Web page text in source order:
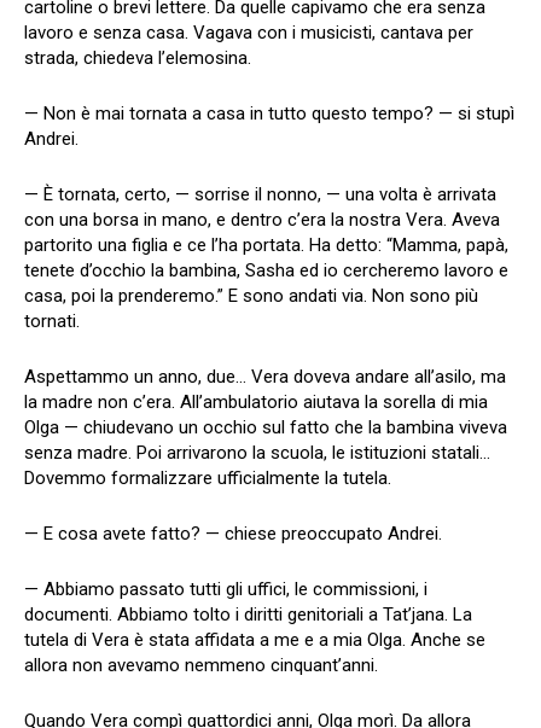
cartoline o brevi lettere. Da quelle capivamo che era senza
lavoro e senza casa. Vagava con i musicisti, cantava per
strada, chiedeva l’elemosina.
— Non è mai tornata a casa in tutto questo tempo? — si stupì
Andrei.
— È tornata, certo, — sorrise il nonno, — una volta è arrivata
con una borsa in mano, e dentro c’era la nostra Vera. Aveva
partorito una figlia e ce l’ha portata. Ha detto: “Mamma, papà,
tenete d’occhio la bambina, Sasha ed io cercheremo lavoro e
casa, poi la prenderemo.” E sono andati via. Non sono più
tornati.
Aspettammo un anno, due… Vera doveva andare all’asilo, ma
la madre non c’era. All’ambulatorio aiutava la sorella di mia
Olga — chiudevano un occhio sul fatto che la bambina viveva
senza madre. Poi arrivarono la scuola, le istituzioni statali…
Dovemmo formalizzare ufficialmente la tutela.
— E cosa avete fatto? — chiese preoccupato Andrei.
— Abbiamo passato tutti gli uffici, le commissioni, i
documenti. Abbiamo tolto i diritti genitoriali a Tat’jana. La
tutela di Vera è stata affidata a me e a mia Olga. Anche se
allora non avevamo nemmeno cinquant’anni.
Quando Vera compì quattordici anni, Olga morì. Da allora